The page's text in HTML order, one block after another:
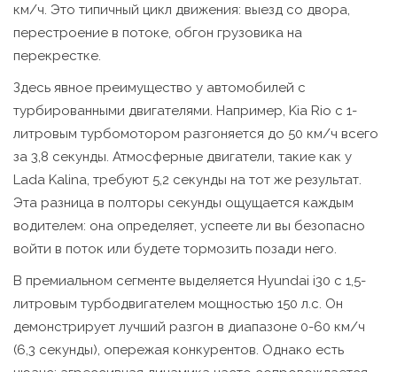
км/ч. Это типичный цикл движения: выезд со двора,
перестроение в потоке, обгон грузовика на
перекрестке.
Здесь явное преимущество у автомобилей с
турбированными двигателями. Например, Kia Rio с 1-
литровым турбомотором разгоняется до 50 км/ч всего
за 3,8 секунды. Атмосферные двигатели, такие как у
Lada Kalina, требуют 5,2 секунды на тот же результат.
Эта разница в полторы секунды ощущается каждым
водителем: она определяет, успеете ли вы безопасно
войти в поток или будете тормозить позади него.
В премиальном сегменте выделяется Hyundai i30 с 1,5-
литровым турбодвигателем мощностью 150 л.с. Он
демонстрирует лучший разгон в диапазоне 0-60 км/ч
(6,3 секунды), опережая конкурентов. Однако есть